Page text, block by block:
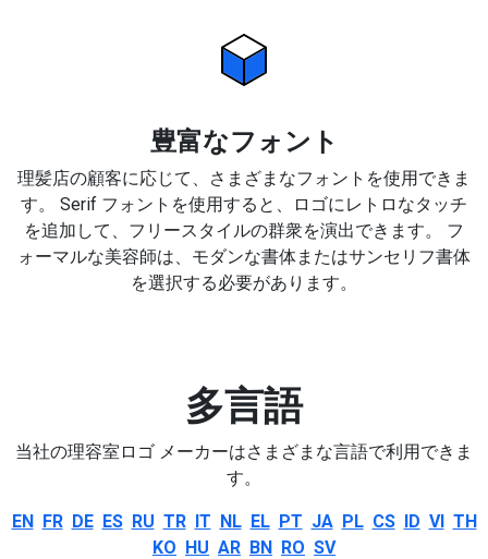
豊富なフォント
理髪店の顧客に応じて、さまざまなフォントを使用できま
す。 Serif フォントを使用すると、ロゴにレトロなタッチ
を追加して、フリースタイルの群衆を演出できます。 フ
ォーマルな美容師は、モダンな書体またはサンセリフ書体
を選択する必要があります。
多言語
当社の理容室ロゴ メーカーはさまざまな言語で利用できま
す。
EN FR DE ES RU TR IT NL EL PT JA PL CS ID VI TH
KO HU AR BN RO SV